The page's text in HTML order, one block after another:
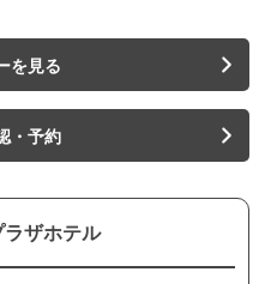
を見る
・予約
ザホテル